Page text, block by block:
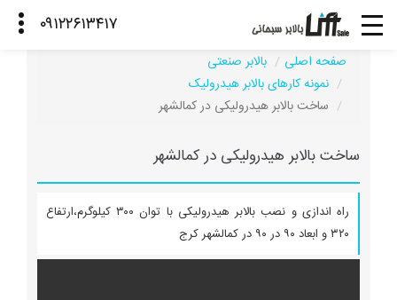
صفحه اصلی
بالابر صنعتی
نمونه کارهای بالابر هیدرولیک
ساخت بالابر هیدرولیکی در کمالشهر
ساخت بالابر هیدرولیکی در کمالشهر
راه اندازی و نصب بالابر هیدرولیکی با توان ۳۰۰ کیلوگرم،ارتفاع
۳۲۰ و ابعاد ۹۰ در ۹۰ در کمالشهر کرج